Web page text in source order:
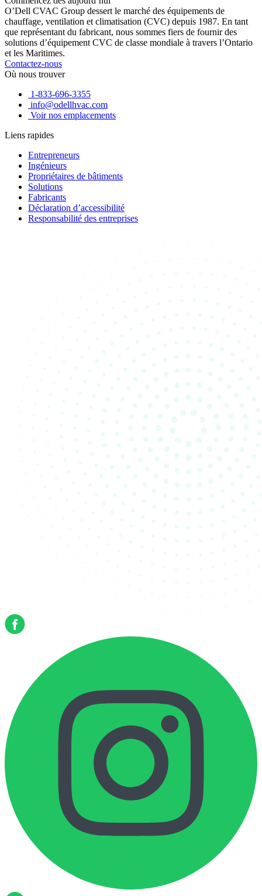
O’Dell CVAC Group dessert le marché des équipements de
chauffage, ventilation et climatisation (CVC) depuis 1987. En tant
que représentant du fabricant, nous sommes fiers de fournir des
solutions d’équipement CVC de classe mondiale à travers l’Ontario
et les Maritimes.
Contactez-nous
Où nous trouver
1-833-696-3355
info@odellhvac.com
Voir nos emplacements
Liens rapides
Entrepreneurs
Ingénieurs
Propriétaires de bâtiments
Solutions
Fabricants
Déclaration d’accessibilité
Responsabilité des entreprises